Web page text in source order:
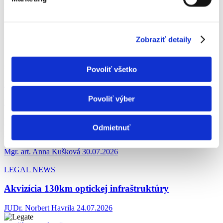
Zobraziť detaily
Povoliť všetko
Povoliť výber
Odmietnuť
Ďalšie aktuality
AI Act: Od augusta 2026 sa začínajú uplatňovať
ďalšie povinnosti. Čo to znamená pre firmy?
legate 06.08.2026
zastúpenie) | LEGATE Insights #5
Mgr. art. Anna Kušková 30.07.2026
LEGAL NEWS
Akvizícia 130km optickej infraštruktúry
JUDr. Norbert Havrila 24.07.2026